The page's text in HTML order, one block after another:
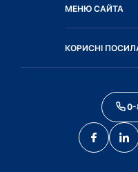
МЕНЮ САЙТА
КОРИСНІ
0-